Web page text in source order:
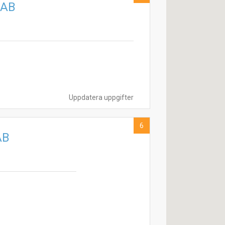
Uppdatera uppgifter
6